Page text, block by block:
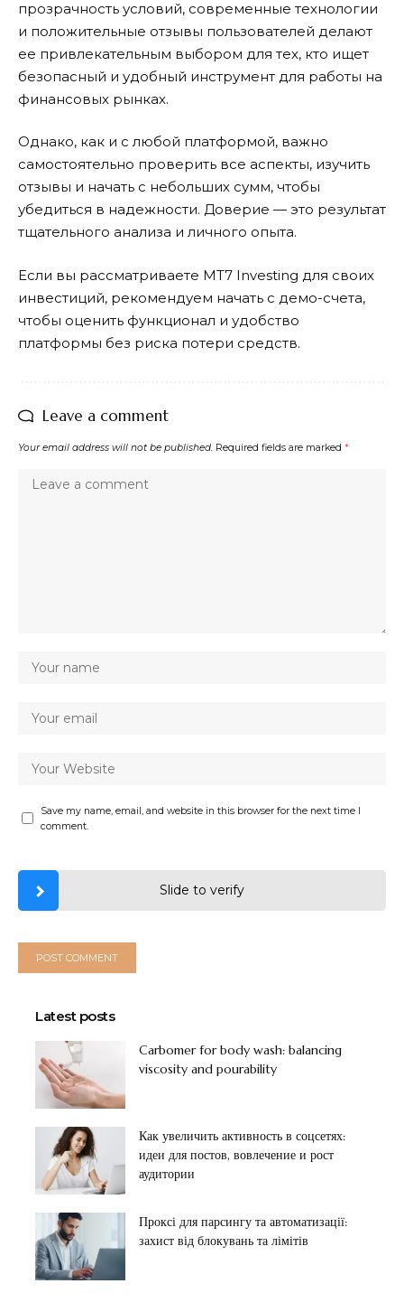
прозрачность условий, современные технологии
и положительные отзывы пользователей делают
ее привлекательным выбором для тех, кто ищет
безопасный и удобный инструмент для работы на
финансовых рынках.
Однако, как и с любой платформой, важно
самостоятельно проверить все аспекты, изучить
отзывы и начать с небольших сумм, чтобы
убедиться в надежности. Доверие — это результат
тщательного анализа и личного опыта.
Если вы рассматриваете MT7 Investing для своих
инвестиций, рекомендуем начать с демо-счета,
чтобы оценить функционал и удобство
платформы без риска потери средств.
Leave a comment
Your email address will not be published. Required fields are marked *
Save my name, email, and website in this browser for the next time I
comment.
Slide to verify
Latest posts
Carbomer for body wash: balancing
viscosity and pourability
Как увеличить активность в соцсетях:
идеи для постов, вовлечение и рост
аудитории
Проксі для парсингу та автоматизації:
захист від блокувань та лімітів